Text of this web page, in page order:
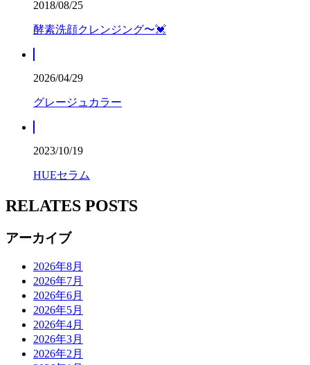
2018/08/25
酵素洗顔クレンジング〜💓
2026/04/29
グレージュカラー
2023/10/19
HUEセラム
RELATES POSTS
アーカイブ
2026年8月
2026年7月
2026年6月
2026年5月
2026年4月
2026年3月
2026年2月